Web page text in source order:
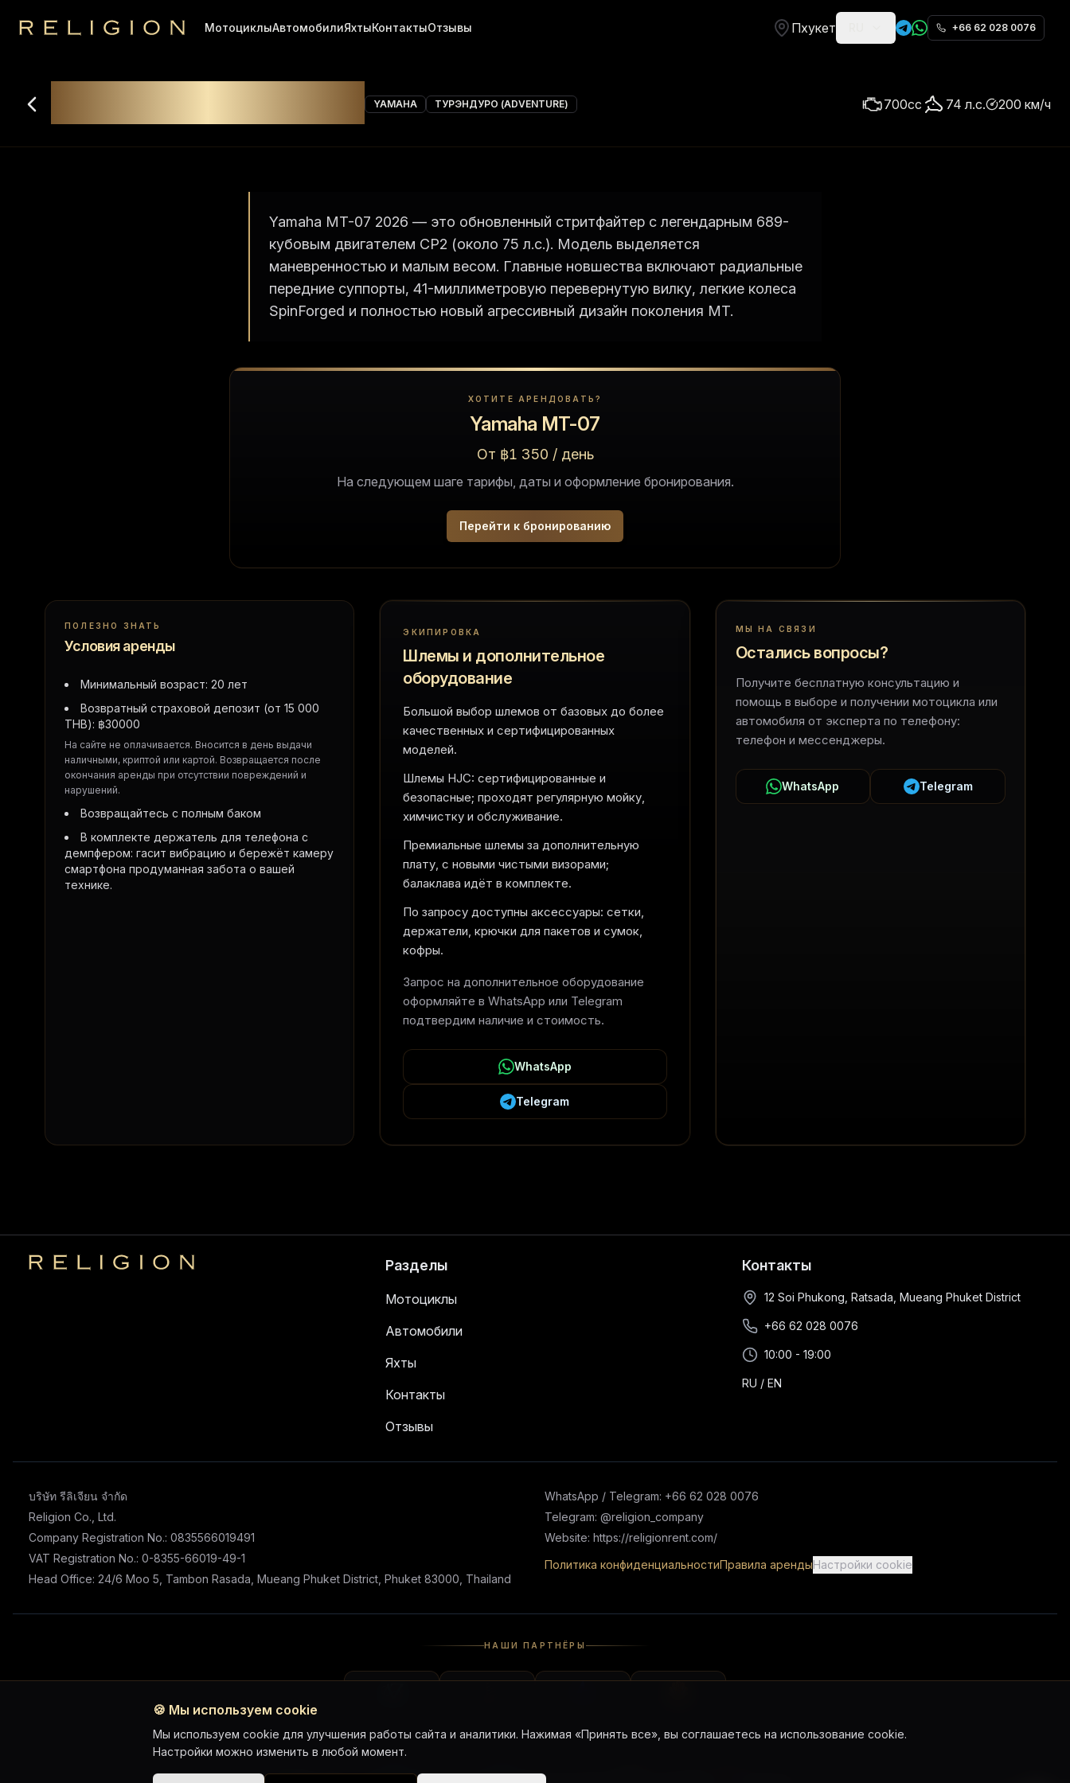
Religion
МотоциклыАвтомобилиЯхтыКонтактыОтзывы Пхукет +66 62 028 0076
YAMAHA ТУРЭНДУРО (ADVENTURE) 700cc 74 л.с. 200 км/ч
Yamaha MT-07 2026 — это обновленный стритфайтер с легендарным 689-
кубовым двигателем CP2 (около 75 л.с.). Модель выделяется
маневренностью и малым весом. Главные новшества включают радиальные
передние суппорты, 41-миллиметровую перевернутую вилку, легкие колеса
SpinForged и полностью новый агрессивный дизайн поколения MT.
ХОТИТЕ АРЕНДОВАТЬ?
Yamaha MT-07
От ฿1 350 / день
На следующем шаге тарифы, даты и оформление бронирования.
Перейти к бронированию
ПОЛЕЗНО ЗНАТЬ
Условия аренды
Минимальный возраст: 20 лет
Возвратный страховой депозит (от 15 000
THB): ฿30000
На сайте не оплачивается. Вносится в день выдачи
наличными, криптой или картой. Возвращается после
окончания аренды при отсутствии повреждений и
нарушений.
Возвращайтесь с полным баком
В комплекте держатель для телефона с
демпфером: гасит вибрацию и бережёт камеру
смартфона продуманная забота о вашей
технике.
ЭКИПИРОВКА
Шлемы и дополнительное
оборудование
Большой выбор шлемов от базовых до более
качественных и сертифицированных
моделей.
Шлемы HJC: сертифицированные и
безопасные; проходят регулярную мойку,
химчистку и обслуживание.
Премиальные шлемы за дополнительную
плату, с новыми чистыми визорами;
балаклава идёт в комплекте.
По запросу доступны аксессуары: сетки,
держатели, крючки для пакетов и сумок,
кофры.
Запрос на дополнительное оборудование
оформляйте в WhatsApp или Telegram
подтвердим наличие и стоимость.
WhatsApp
Telegram
МЫ НА СВЯЗИ
Остались вопросы?
Получите бесплатную консультацию и
помощь в выборе и получении мотоцикла или
автомобиля от эксперта по телефону:
телефон и мессенджеры.
WhatsApp Telegram
Religion Разделы
Мотоциклы
Автомобили
Яхты
Контакты
Отзывы
Контакты
12 Soi Phukong, Ratsada, Mueang Phuket District
+66 62 028 0076
10:00 - 19:00
RU / EN
บริษัท รีลิเจียน จำกัด
Religion Co., Ltd.
Company Registration No.: 0835566019491
VAT Registration No.: 0-8355-66019-49-1
Head Office: 24/6 Moo 5, Tambon Rasada, Mueang Phuket District, Phuket 83000, Thailand
WhatsApp / Telegram: +66 62 028 0076
Telegram: @religion_company
Website: https://religionrent.com/
Политика конфиденциальностиПравила арендыНастройки cookie
НАШИ ПАРТНЁРЫ
WhatsApp Chat Telegram Chat Telegram Channel
🍪 Мы используем cookie
Мы используем cookie для улучшения работы сайта и аналитики. Нажимая «Принять все», вы соглашаетесь на использование cookie.
Настройки можно изменить в любой момент.